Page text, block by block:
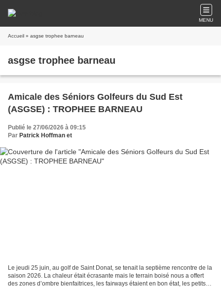
MENU
Accueil » asgse trophee barneau
asgse trophee barneau
Amicale des Séniors Golfeurs du Sud Est
(ASGSE) : TROPHEE BARNEAU
Publié le 27/06/2026 à 09:15
Par Patrick Hoffman et
Le jeudi 25 juin, au golf de Saint Donat, se tenait la septième rencontre de la
saison 2026. La chaleur était écrasante mais le terrain boisé nous a offert
des zones d’ombre bienfaitrices, les fairways étaient en bon état, les petits